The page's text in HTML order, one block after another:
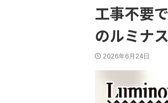
工事不要
のルミナ
2026年6月24日